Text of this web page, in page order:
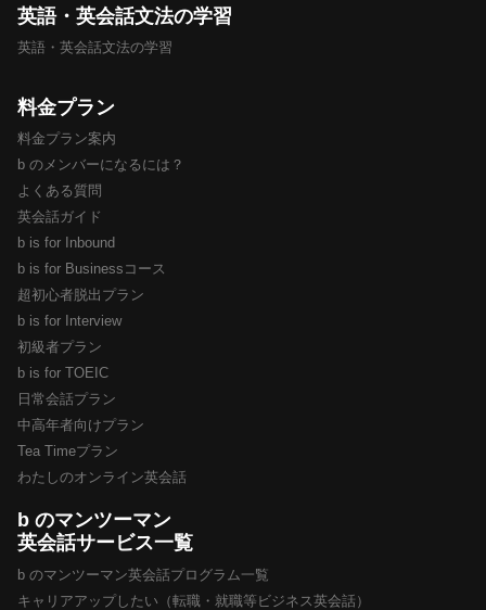
英語・英会話文法の学習
英語・英会話文法の学習
料金プラン
料金プラン案内
b のメンバーになるには？
よくある質問
英会話ガイド
b is for Inbound
b is for Businessコース
超初心者脱出プラン
b is for Interview
初級者プラン
b is for TOEIC
日常会話プラン
中高年者向けプラン
Tea Timeプラン
わたしのオンライン英会話
b のマンツーマン
英会話サービス一覧
b のマンツーマン英会話プログラム一覧
キャリアアップしたい（転職・就職等ビジネス英会話）